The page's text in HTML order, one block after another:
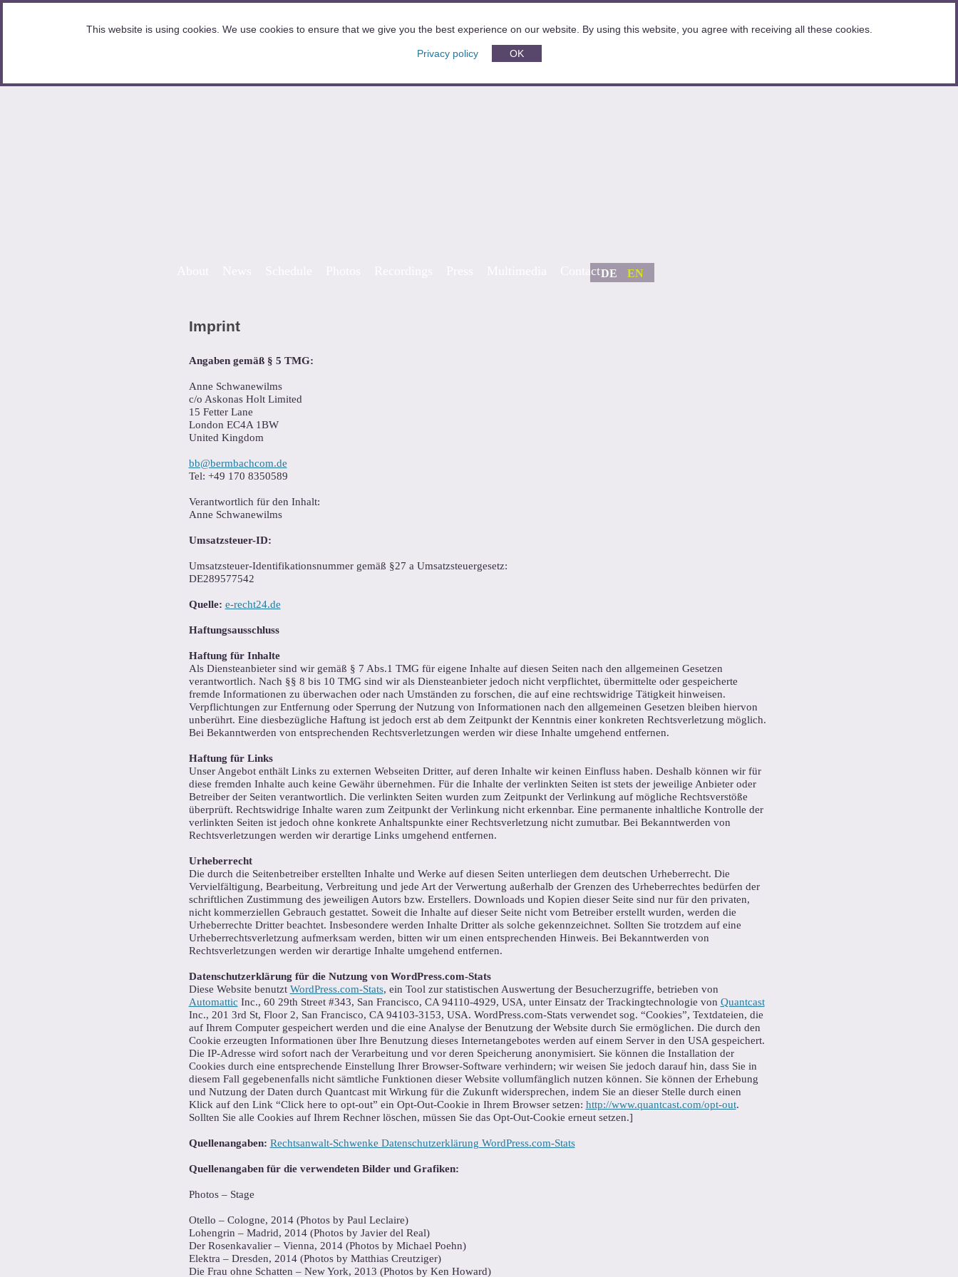
This website is using cookies. We use cookies to ensure that we give you the best experience on our website. By using this website, you agree with receiving all these cookies.
Privacy policy OK
ContactDE EN
Imprint
Angaben gemäß § 5 TMG:
Anne Schwanewilms
c/o Askonas Holt Limited
​15 Fetter Lane
London EC4A 1BW
United Kingdom
bb@bermbachcom.de
Tel: +49 170 8350589
Verantwortlich für den Inhalt:
Anne Schwanewilms
Umsatzsteuer-ID:
Umsatzsteuer-Identifikationsnummer gemäß §27 a Umsatzsteuergesetz:
DE289577542
Quelle: e-recht24.de
Haftungsausschluss
Haftung für Inhalte
Als Diensteanbieter sind wir gemäß § 7 Abs.1 TMG für eigene Inhalte auf diesen Seiten nach den allgemeinen Gesetzen
verantwortlich. Nach §§ 8 bis 10 TMG sind wir als Diensteanbieter jedoch nicht verpflichtet, übermittelte oder gespeicherte
fremde Informationen zu überwachen oder nach Umständen zu forschen, die auf eine rechtswidrige Tätigkeit hinweisen.
Verpflichtungen zur Entfernung oder Sperrung der Nutzung von Informationen nach den allgemeinen Gesetzen bleiben hiervon
unberührt. Eine diesbezügliche Haftung ist jedoch erst ab dem Zeitpunkt der Kenntnis einer konkreten Rechtsverletzung möglich.
Bei Bekanntwerden von entsprechenden Rechtsverletzungen werden wir diese Inhalte umgehend entfernen.
Haftung für Links
Unser Angebot enthält Links zu externen Webseiten Dritter, auf deren Inhalte wir keinen Einfluss haben. Deshalb können wir für
diese fremden Inhalte auch keine Gewähr übernehmen. Für die Inhalte der verlinkten Seiten ist stets der jeweilige Anbieter oder
Betreiber der Seiten verantwortlich. Die verlinkten Seiten wurden zum Zeitpunkt der Verlinkung auf mögliche Rechtsverstöße
überprüft. Rechtswidrige Inhalte waren zum Zeitpunkt der Verlinkung nicht erkennbar. Eine permanente inhaltliche Kontrolle der
verlinkten Seiten ist jedoch ohne konkrete Anhaltspunkte einer Rechtsverletzung nicht zumutbar. Bei Bekanntwerden von
Rechtsverletzungen werden wir derartige Links umgehend entfernen.
Urheberrecht
Die durch die Seitenbetreiber erstellten Inhalte und Werke auf diesen Seiten unterliegen dem deutschen Urheberrecht. Die
Vervielfältigung, Bearbeitung, Verbreitung und jede Art der Verwertung außerhalb der Grenzen des Urheberrechtes bedürfen der
schriftlichen Zustimmung des jeweiligen Autors bzw. Erstellers. Downloads und Kopien dieser Seite sind nur für den privaten,
nicht kommerziellen Gebrauch gestattet. Soweit die Inhalte auf dieser Seite nicht vom Betreiber erstellt wurden, werden die
Urheberrechte Dritter beachtet. Insbesondere werden Inhalte Dritter als solche gekennzeichnet. Sollten Sie trotzdem auf eine
Urheberrechtsverletzung aufmerksam werden, bitten wir um einen entsprechenden Hinweis. Bei Bekanntwerden von
Rechtsverletzungen werden wir derartige Inhalte umgehend entfernen.
Datenschutzerklärung für die Nutzung von WordPress.com-Stats
Diese Website benutzt WordPress.com-Stats, ein Tool zur statistischen Auswertung der Besucherzugriffe, betrieben von
Automattic Inc., 60 29th Street #343, San Francisco, CA 94110-4929, USA, unter Einsatz der Trackingtechnologie von Quantcast
Inc., 201 3rd St, Floor 2, San Francisco, CA 94103-3153, USA. WordPress.com-Stats verwendet sog. “Cookies”, Textdateien, die
auf Ihrem Computer gespeichert werden und die eine Analyse der Benutzung der Website durch Sie ermöglichen. Die durch den
Cookie erzeugten Informationen über Ihre Benutzung dieses Internetangebotes werden auf einem Server in den USA gespeichert.
Die IP-Adresse wird sofort nach der Verarbeitung und vor deren Speicherung anonymisiert. Sie können die Installation der
Cookies durch eine entsprechende Einstellung Ihrer Browser-Software verhindern; wir weisen Sie jedoch darauf hin, dass Sie in
diesem Fall gegebenenfalls nicht sämtliche Funktionen dieser Website vollumfänglich nutzen können. Sie können der Erhebung
und Nutzung der Daten durch Quantcast mit Wirkung für die Zukunft widersprechen, indem Sie an dieser Stelle durch einen
Klick auf den Link “Click here to opt-out” ein Opt-Out-Cookie in Ihrem Browser setzen: http://www.quantcast.com/opt-out.
Sollten Sie alle Cookies auf Ihrem Rechner löschen, müssen Sie das Opt-Out-Cookie erneut setzen.]
Quellenangaben: Rechtsanwalt-Schwenke Datenschutzerklärung WordPress.com-Stats
Quellenangaben für die verwendeten Bilder und Grafiken:
Photos – Stage
Otello – Cologne, 2014 (Photos by Paul Leclaire)
Lohengrin – Madrid, 2014 (Photos by Javier del Real)
Der Rosenkavalier – Vienna, 2014 (Photos by Michael Poehn)
Elektra – Dresden, 2014 (Photos by Matthias Creutziger)
Die Frau ohne Schatten – New York, 2013 (Photos by Ken Howard)